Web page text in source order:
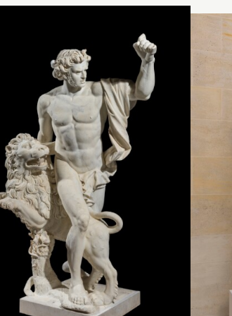
de 1707 : « Une
de marbre blanc, en
représentant
sous la figure
femme, coeffé [sic
bonnet de plume,
devant elle une
de tablier de plume,
au-dessus de la
qui luy couvre une
des cuisses, et,
le dos, un carquois
des flèches. Elle soutient
la main droite un
de draperie et